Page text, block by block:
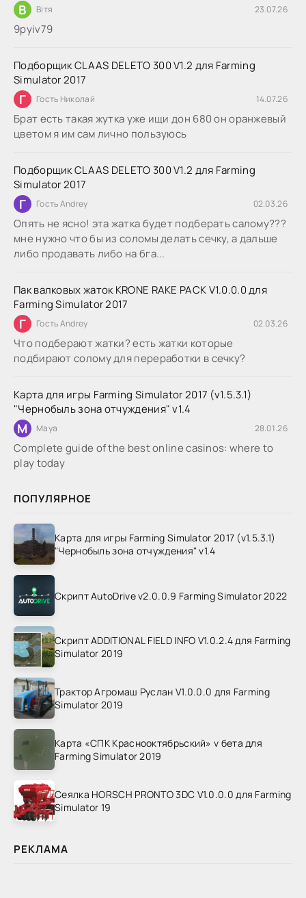
В Вітя 23.07.26
9руіv79
Подборщик CLAAS DELETO 300 V1.2 для Farming
Simulator 2017
Г Гость Николай 14.07.26
Брат есть такая жутка уже ищи дон 680 он оранжевый
цветом я им сам лично пользуюсь
Подборщик CLAAS DELETO 300 V1.2 для Farming
Simulator 2017
Г Гость Andrey 02.03.26
Опять не ясно! эта жатка будет подберать салому???
мне нужно что бы из соломы делать сечку, а дальше
либо продавать либо на бга...
Пак валковых жаток KRONE RAKE PACK V1.0.0.0 для
Farming Simulator 2017
Г Гость Andrey 02.03.26
Что подберают жатки? есть жатки которые
подбирают солому для переработки в сечку?
Карта для игры Farming Simulator 2017 (v1.5.3.1)
"Чернобыль зона отчуждения" v1.4
M Maya 28.01.26
Complete guide of the best online casinos: where to
play today
ПОПУЛЯРНОЕ
Карта для игры Farming Simulator 2017 (v1.5.3.1)
"Чернобыль зона отчуждения" v1.4
Скрипт AutoDrive v2.0.0.9 Farming Simulator 2022
Скрипт ADDITIONAL FIELD INFO V1.0.2.4 для Farming
Simulator 2019
Трактор Агромаш Руслан V1.0.0.0 для Farming
Simulator 2019
Карта «СПК Краснооктябрьский» v бета для
Farming Simulator 2019
Сеялка HORSCH PRONTO 3DC V1.0.0.0 для Farming
Simulator 19
РЕКЛАМА